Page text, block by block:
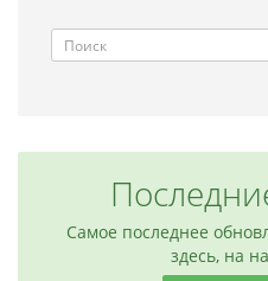
Самое последнее
здесь, на